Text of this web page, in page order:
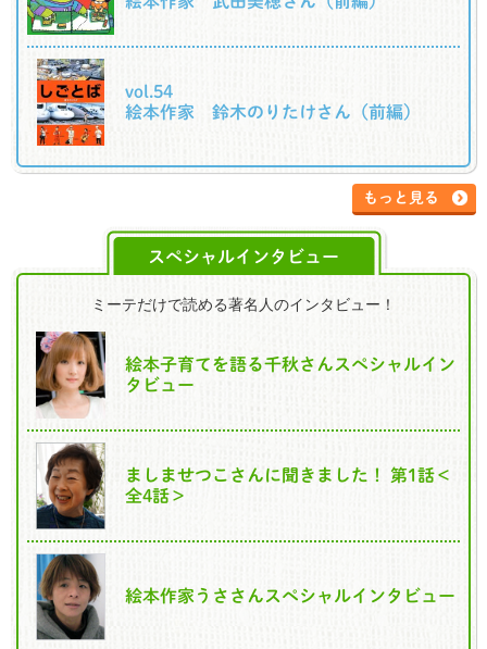
vol.54
絵本作家 鈴木のりたけさん（前編）
もっと見る
スペシャルインタビュー
ミーテだけで読める著名人のインタビュー！
絵本子育てを語る千秋さんスペシャルイン
タビュー
ましませつこさんに聞きました！ 第1話＜
全4話＞
絵本作家うささんスペシャルインタビュー